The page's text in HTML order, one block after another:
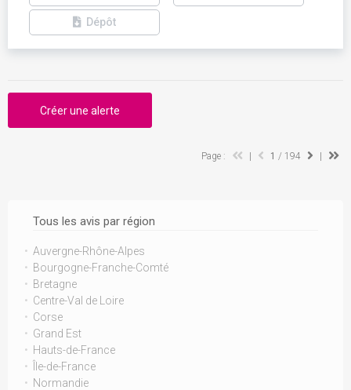
Tous les avis par région
Auvergne-Rhône-Alpes
Bourgogne-Franche-Comté
Bretagne
Centre-Val de Loire
Corse
Grand Est
Hauts-de-France
Île-de-France
Normandie
Dépôt
Créer une alerte
Page : 1 / 194